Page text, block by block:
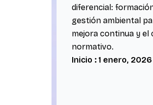
diferencial:
gestión ambiental
mejora continua y el
normativo.
Inicio : 1 enero, 2026